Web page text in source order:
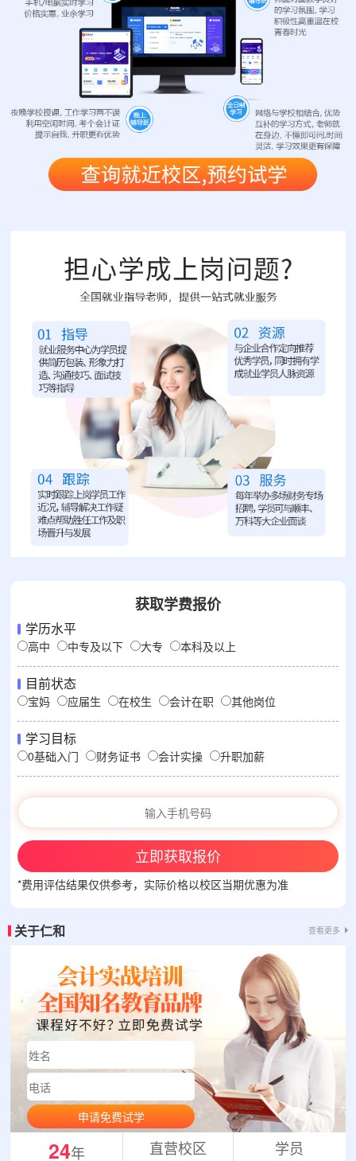
获取学费报价
学历水平
高中 中专及以下 大专 本科及以上
目前状态
宝妈 应届生 在校生 会计在职 其他岗位
学习目标
0基础入门 财务证书 会计实操 升职加薪
立即获取报价
*费用评估结果仅供参考，实际价格以校区当期优惠为准
关于仁和 查看更多
申请免费试学
24年 直营校区 学员